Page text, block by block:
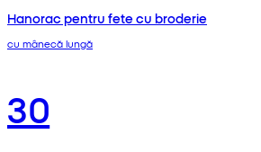
Hanorac pentru fete cu broderie
cu mânecă lungă
30